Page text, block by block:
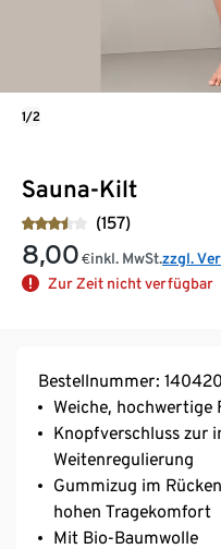
Sauna-Kilt
(157)
8,00 €inkl. MwSt.zzgl.
Zur Zeit nicht verfügbar
1/2
Bestellnummer: 140420
Weiche,
Knopfverschluss zur
Weitenregulierung
Gummizug im
hohen Tragekomfort
Mit Bio-Baumwolle